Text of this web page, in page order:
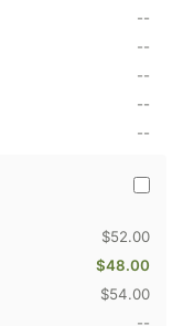
樹
花
蜜
and
--
--
--
--
--
法
蜜
月
Lune
Miel
$52.00
$48.00
$54.00
--